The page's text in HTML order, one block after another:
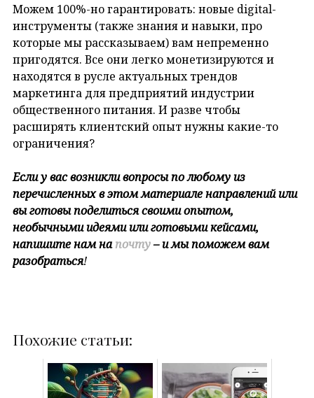
Можем 100%-но гарантировать: новые digital-
инструменты (также знания и навыки, про
которые мы рассказываем) вам непременно
пригодятся. Все они легко монетизируются и
находятся в русле актуальных трендов
маркетинга для предприятий индустрии
общественного питания. И разве чтобы
расширять клиентский опыт нужны какие-то
ограничения?
Если у вас возникли вопросы по любому из
перечисленных в этом материале направлений или
вы готовы поделиться своими опытом,
необычными идеями или готовыми кейсами,
напишите нам напочту– и мы поможем вам
разобраться!
Похожие статьи: